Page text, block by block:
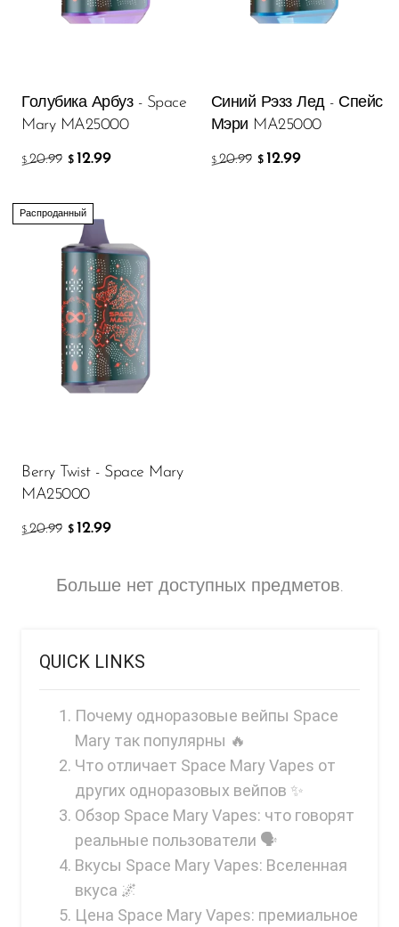
Голубика Арбуз - Space
Mary MA25000
$ 20.99 $ 12.99
Синий Рэзз Лед - Спейс
Мэри MA25000
$ 20.99 $ 12.99
Распроданный
Berry Twist - Space Mary
MA25000
$ 20.99 $ 12.99
Больше нет доступных предметов.
QUICK LINKS
Почему одноразовые вейпы Space
Mary так популярны 🔥
Что отличает Space Mary Vapes от
других одноразовых вейпов ✨
Обзор Space Mary Vapes: что говорят
реальные пользователи 🗣️
Вкусы Space Mary Vapes: Вселенная
вкуса 🌌
Цена Space Mary Vapes: премиальное